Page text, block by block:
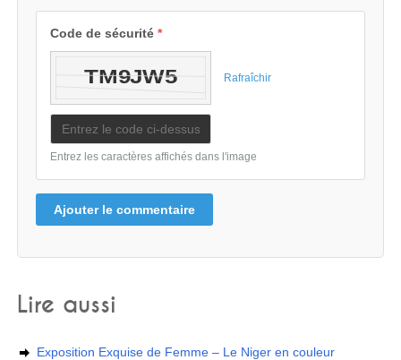
Code de sécurité*
Rafraîchir
Entrez les caractères affichés dans l'image
Ajouter le commentaire
Lire aussi
Exposition Exquise de Femme – Le Niger en couleur